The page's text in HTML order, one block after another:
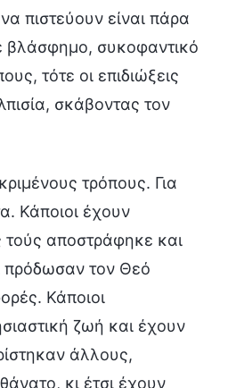
πιστεύουν είναι πάρα
βλάσφημο, συκοφαντικό
τότε οι επιδιώξεις
σκάβοντας τον
τρόπους. Για
Κάποιοι έχουν
τούς αποστράφηκε και
πρόδωσαν τον Θεό
Κάποιοι
ζωή και έχουν
άλλους,
κι έτσι έχουν